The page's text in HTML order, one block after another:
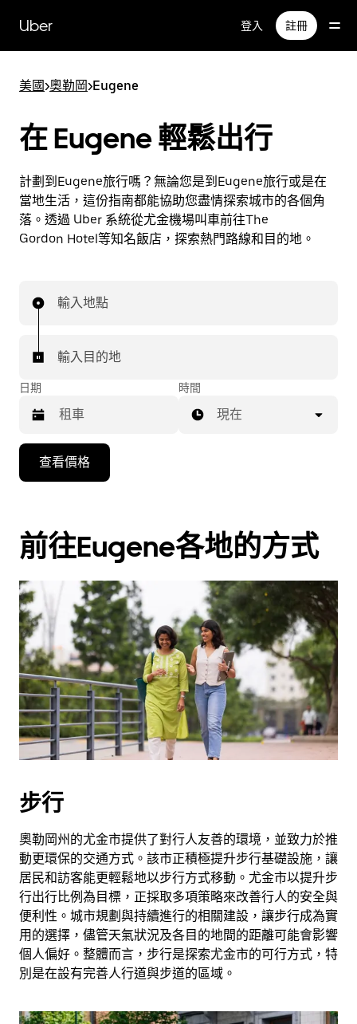
Uber 登入 註冊
美國>奧勒岡>Eugene
在 Eugene 輕鬆出行
計劃到Eugene旅行嗎？無論您是到Eugene旅行或是在
當地生活，這份指南都能協助您盡情探索城市的各個角
落。透過 Uber 系統從尤金機場叫車前往The
Gordon Hotel等知名飯店，探索熱門路線和目的地。
輸入地點
輸入目的地
日期
向
頭
鍵
可
使
用
行
事
曆
並
選
擇
日
按
開
按
鈕
即
可
關
閉
行
曆。
時間
現在
查看價格
前往Eugene各地的方式
步行
奧勒岡州的尤金市提供了對行人友善的環境，並致力於推
動更環保的交通方式。該市正積極提升步行基礎設施，讓
居民和訪客能更輕鬆地以步行方式移動。尤金市以提升步
行出行比例為目標，正採取多項策略來改善行人的安全與
便利性。城市規劃與持續進行的相關建設，讓步行成為實
用的選擇，儘管天氣狀況及各目的地間的距離可能會影響
個人偏好。整體而言，步行是探索尤金市的可行方式，特
別是在設有完善人行道與步道的區域。